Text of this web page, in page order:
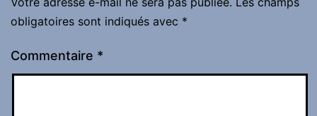
obligatoires sont indiqués avec *
Commentaire *